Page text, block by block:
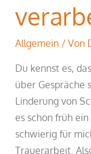
Allgemein / Von
Du kennst es,
über Gespräche
Linderung von
es schon früh
schwierig für
Trauerarbeit.